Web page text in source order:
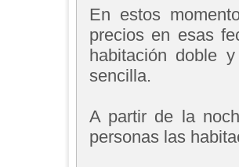
En estos
precios en esas
habitación doble
sencilla.
A partir de la
personas las